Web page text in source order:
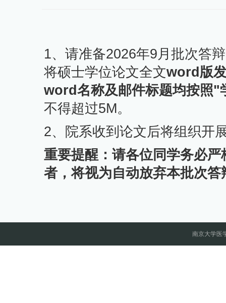
1、请准备2026年9月批次答
将硕士学位论文全文word版
word名称及邮件标题均按照"
不得超过5M。
2、院系收到论文后将组织开
重要提醒：请各位同学务必
者，将视为自动放弃本批次答
南京大学医